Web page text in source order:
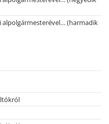
alpolgármesterével… (harmadik